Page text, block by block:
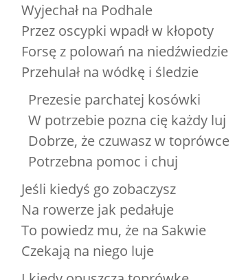
Wyjechał na Podhale
Przez oscypki wpadł w kłopoty
Forsę z polowań na niedźwiedzie
Przehulał na wódkę i śledzie
Prezesie parchatej kosówki
W potrzebie pozna cię każdy luj
Dobrze, że czuwasz w toprówce
Potrzebna pomoc i chuj
Jeśli kiedyś go zobaczysz
Na rowerze jak pedałuje
To powiedz mu, że na Sakwie
Czekają na niego luje